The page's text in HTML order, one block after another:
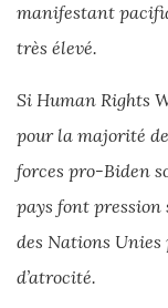
manifestant
très élevé.
Si Human Rights
pour la majorité
forces pro-Biden
pays font pression
des Nations Unies
d’atrocité.